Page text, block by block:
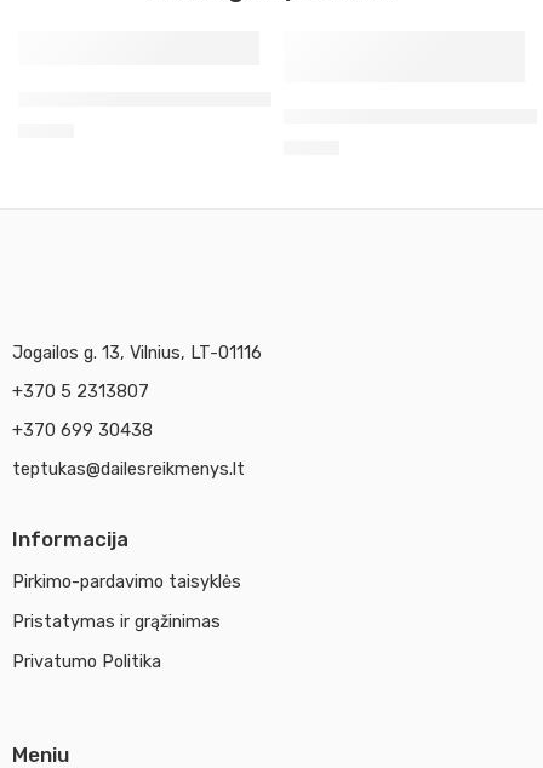
Jogailos g. 13, Vilnius, LT-01116
+370 5 2313807
+370 699 30438
teptukas@dailesreikmenys.lt
Informacija
Pirkimo-pardavimo taisyklės
Pristatymas ir grąžinimas
Privatumo Politika
Meniu